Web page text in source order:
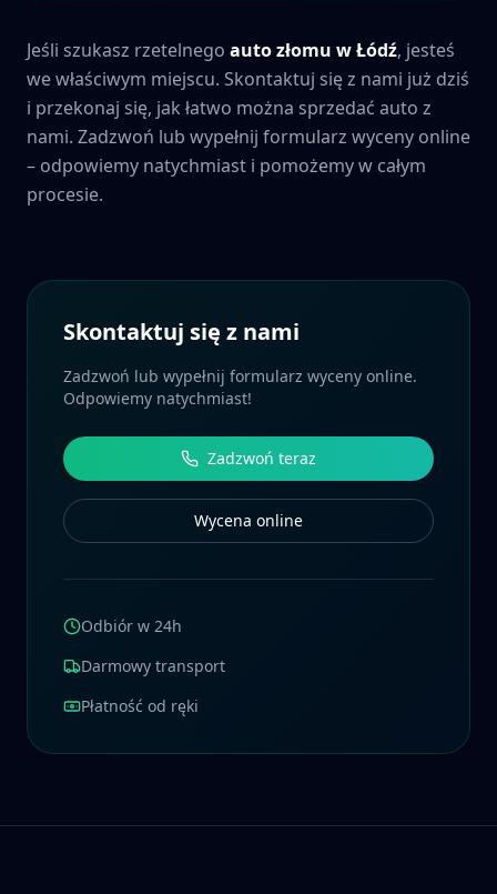
Jeśli szukasz rzetelnego auto złomu wŁódź, jesteś
we właściwym miejscu. Skontaktuj się z nami już dziś
i przekonaj się, jak łatwo można sprzedać auto z
nami. Zadzwoń lub wypełnij formularz wyceny online
– odpowiemy natychmiast i pomożemy w całym
procesie.
Skontaktuj się z nami
Zadzwoń lub wypełnij formularz wyceny online.
Odpowiemy natychmiast!
Zadzwoń teraz
Wycena online
Odbiór w 24h
Darmowy transport
Płatność od ręki